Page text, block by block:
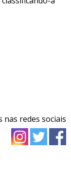
nas redes sociais